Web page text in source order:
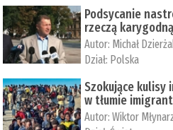
Podsycanie
rzeczą karygodną
Autor: Michał
Dział: Polska
Szokujące kulisy
w tłumie
Autor:Wiktor